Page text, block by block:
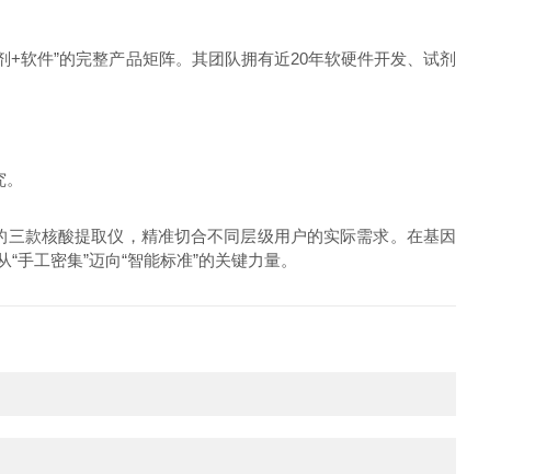
件”的完整产品矩阵。其团队拥有近20年软硬件开发、试剂
款核酸提取仪，精准切合不同层级用户的实际需求。在基因
工密集”迈向“智能标准”的关键力量。